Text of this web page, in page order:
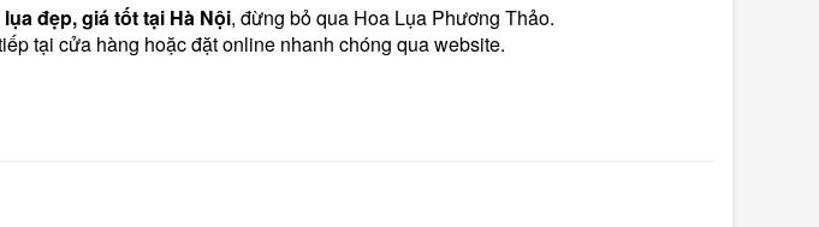
đẹp, giá tốt tại Hà Nội, đừng bỏ qua Hoa Lụa Phương Thảo.
tại cửa hàng hoặc đặt online nhanh chóng qua website.